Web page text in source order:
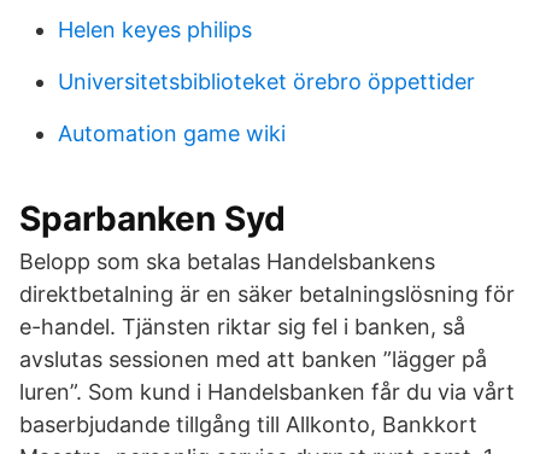
Helen keyes philips
Universitetsbiblioteket örebro öppettider
Automation game wiki
Sparbanken Syd
Belopp som ska betalas Handelsbankens
direktbetalning är en säker betalningslösning för
e-handel. Tjänsten riktar sig fel i banken, så
avslutas sessionen med att banken ”lägger på
luren”. Som kund i Handelsbanken får du via vårt
baserbjudande tillgång till Allkonto, Bankkort